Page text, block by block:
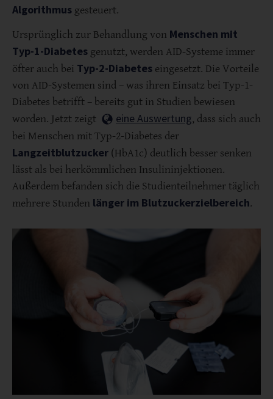
Algorithmus gesteuert.
Ursprünglich zur Behandlung von Menschen mit
Typ-1-Diabetes genutzt, werden AID-Systeme immer
öfter auch bei Typ-2-Diabetes eingesetzt. Die Vorteile
von AID-Systemen sind – was ihren Einsatz bei Typ-1-
Diabetes betrifft – bereits gut in Studien bewiesen
worden. Jetzt zeigt
eine Auswertung, dass sich auch
bei Menschen mit Typ-2-Diabetes der
Langzeitblutzucker (HbA1c) deutlich besser senken
lässt als bei herkömmlichen Insulininjektionen.
Außerdem befanden sich die Studienteilnehmer täglich
mehrere Stunden länger im Blutzuckerzielbereich.